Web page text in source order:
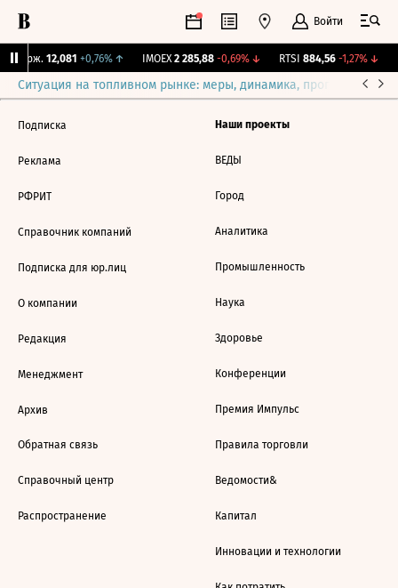
Войти
Бирж. 12,081 +0,76%↑ IMOEX 2 285,88 -0,69%↓ RTSI 884,56 -1,27%↓
Ситуация на топливном рынке: меры, динамика, прогнозы
Подписка
Реклама
РФРИТ
Справочник компаний
Подписка для юр.лиц
О компании
Редакция
Менеджмент
Архив
Обратная связь
Справочный центр
Распространение
Наши проекты
ВЕДЫ
Город
Аналитика
Промышленность
Наука
Здоровье
Конференции
Премия Импульс
Правила торговли
Ведомости&
Капитал
Инновации и технологии